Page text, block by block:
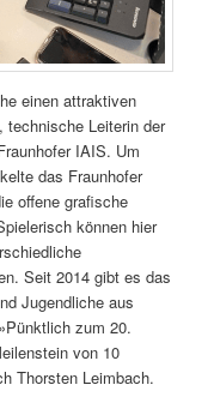
einen attraktiven
Leiterin der
IAIS. Um
das Fraunhofer
offene grafische
können hier
Seit 2014 gibt es das
Jugendliche aus
zum 20.
von 10
Thorsten Leimbach.